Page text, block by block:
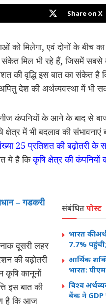
Share on X
को मिलेगा, एवं दोनों के बीच
मिल भी रहे हैं, जिसमें सबसे
की वृद्धि इस बात का संकेत है
देश की अर्थव्यवस्था में भी
कंपनियों के आने के बाद से
में भी बदलाव की
25 प्रतिशत की बढ़ोतरी के
ये है किकृषि क्षेत्र की
संबंधितपोस्ट
भारत की
7.7%
आर्थिक
भारत: पीएम
विश्व
बैंक ने GDP
– गडकरी
दूसरी लहर
की बढ़ोतरी
कृषि कानूनों
इस बात की
है कि आज